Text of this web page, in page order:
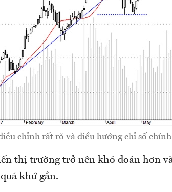
chỉnh rất rõ và điều hướng chỉ số
thị trường trở nên khó đoán hơn
khứ gần.